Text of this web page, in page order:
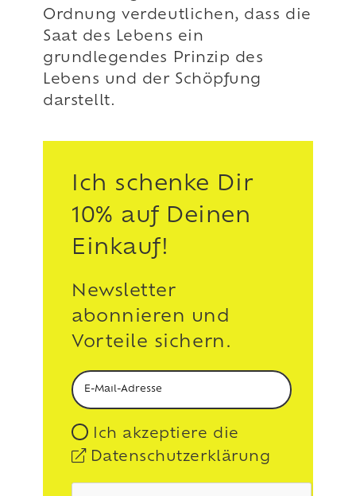
Ordnung verdeutlichen, dass die
Saat des Lebens ein
grundlegendes Prinzip des
Lebens und der Schöpfung
darstellt.
Ich schenke Dir
10% auf Deinen
Einkauf!
Newsletter
abonnieren und
Vorteile sichern.
Ich akzeptiere die
Datenschutzerklärung